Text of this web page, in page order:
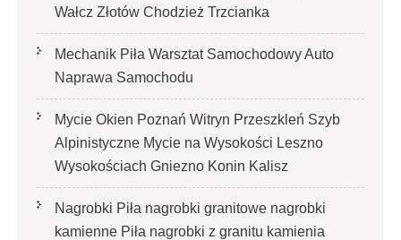
Wałcz Złotów Chodzież Trzcianka
Mechanik Piła Warsztat Samochodowy Auto
Naprawa Samochodu
Mycie Okien Poznań Witryn Przeszkleń Szyb
Alpinistyczne Mycie na Wysokości Leszno
Wysokościach Gniezno Konin Kalisz
Nagrobki Piła nagrobki granitowe nagrobki
kamienne Piła nagrobki z granitu kamienia